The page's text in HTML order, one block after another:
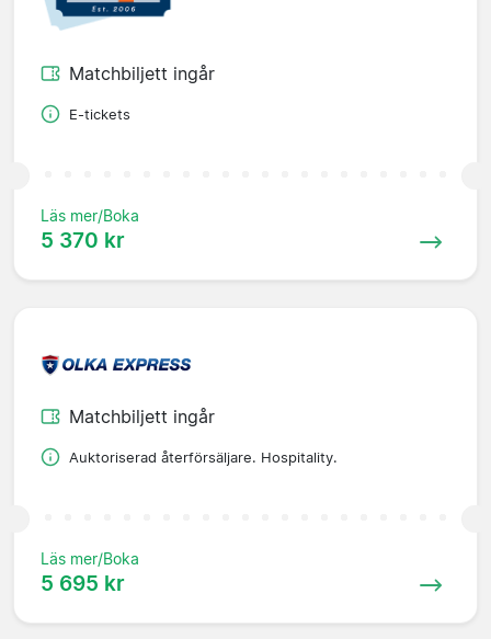
Matchbiljett ingår
E-tickets
Läs mer/Boka
5 370 kr
Matchbiljett ingår
Auktoriserad återförsäljare. Hospitality.
Läs mer/Boka
5 695 kr